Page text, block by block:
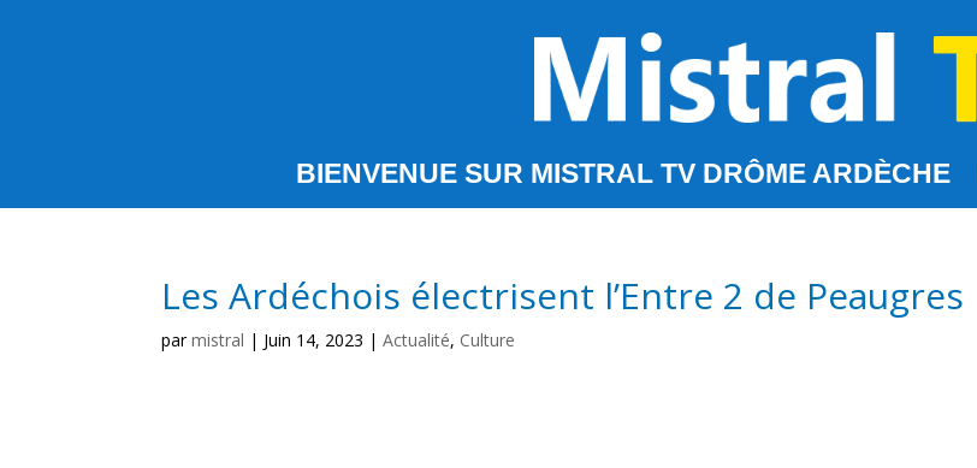
BIENVENUE SUR MISTRAL TV DRÔME ARDÈCHE
Les Ardéchois électrisent l’Entre 2 de Peaugres
parmistral | Juin 14, 2023 |Actualité, Culture